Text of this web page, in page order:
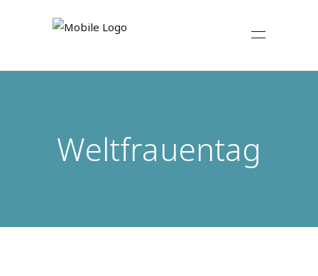
Weltfrauentag